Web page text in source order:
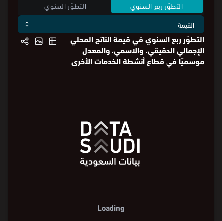
التطوّر ربع السنوي التطوّر السنوي
التطوّر ربع السنوي في قيمة الناتج المحلي
الإجمالي الحقيقي، والاسمي، والمعدل
موسميًا في قطاع أنشطة الخدمات الأخرى
Loading